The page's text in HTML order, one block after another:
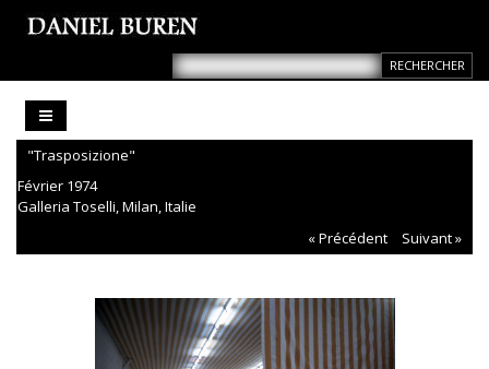
"Trasposizione"
Février 1974
Galleria Toselli, Milan, Italie
« Précédent
Suivant »